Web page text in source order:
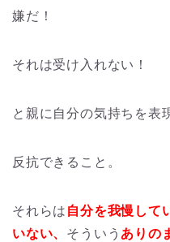
嫌だ！
それは受け入れない！
と親に自分の気持ちを表
反抗できること。
それらは 自分を我慢して
いない、 そういう ありの